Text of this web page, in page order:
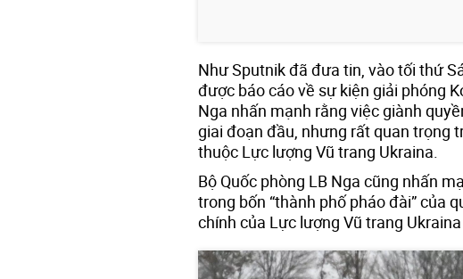
Như Sputnik đã đưa tin, vào tối thứ
được báo cáo về sự kiện giải phóng
Nga nhấn mạnh rằng việc giành
giai đoạn đầu, nhưng rất quan trọng
thuộc Lực lượng Vũ trang Ukraina.
Bộ Quốc phòng LB Nga cũng nhấn
trong bốn “thành phố pháo đài” của
chính của Lực lượng Vũ trang